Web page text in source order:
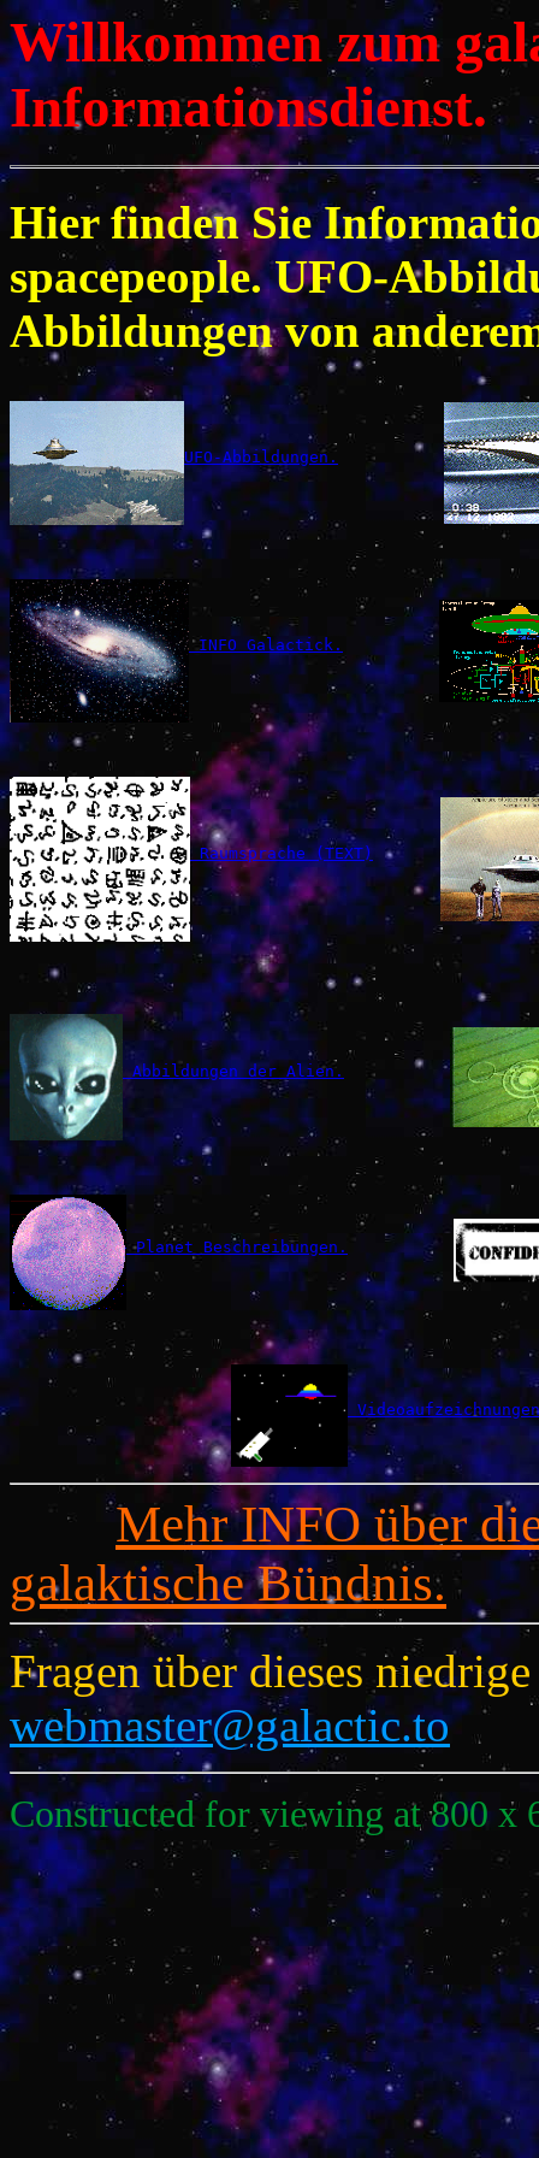
Willkommen zum
Informationsdienst.
Hier finden Sie
spacepeople. UFO-
Abbildungen von
UFO-Abbildungen.
INFO Galactick.
Raumsprache (TEXT)
Abbildungen der Alien.
Planet Beschreibungen.
Mehr INFO über
galaktische Bündnis.
Fragen über dieses
webmaster@galactic.to
Constructed for viewing at 800 x